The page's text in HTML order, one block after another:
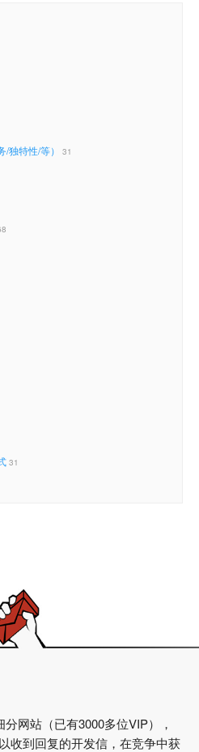
独特性/等） 31
31
网站（已有3000多位VIP），
收到回复的开发信，在竞争中获